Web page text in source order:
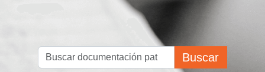
Buscar